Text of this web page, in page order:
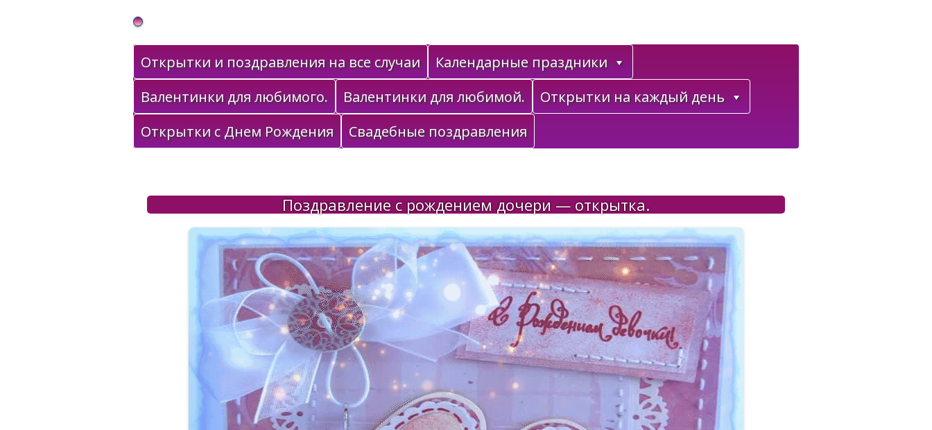
Gif Открытки в подарок
Открытки и поздравления на все случаи
Календарные праздники
Валентинки для любимого.
Валентинки для любимой.
Открытки на каждый день
Открытки с Днем Рождения
Свадебные поздравления
Поздравление с рождением дочери — открытка.